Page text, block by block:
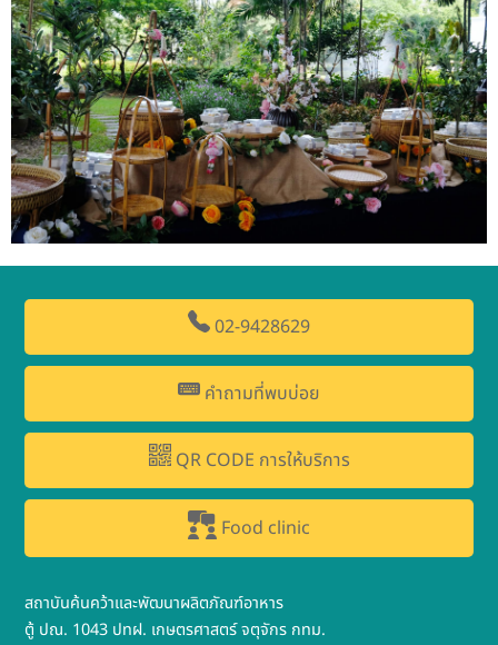
02-9428629
คำถามที่พบบ่อย
QR CODE การให้บริการ
Food clinic
สถาบันค้นคว้าและพัฒนาผลิตภัณฑ์อาหาร
ตู้ ปณ. 1043 ปทฝ. เกษตรศาสตร์ จตุจักร กทม.